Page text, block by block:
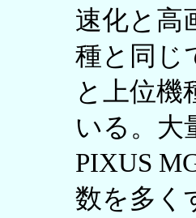
速化と高
種と同じ
と上位機
いる。大
PIXUS
数を多く